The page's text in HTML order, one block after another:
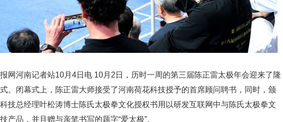
网河南记者站10月4日电 10月2日，历时一周的第三届陈正雷太极年会迎来了隆
。闭幕式上，陈正雷大师接受了河南荷花科技授予的首席顾问聘书，同时，颁
技总经理叶松涛博士陈氏太极拳文化授权书用以研发互联网中与陈氏太极拳文
产品，并且赠与亲笔书写的题字“爱太极”。